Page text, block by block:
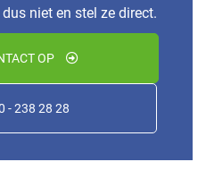
niet en stel ze direct.
OP
- 238 28 28